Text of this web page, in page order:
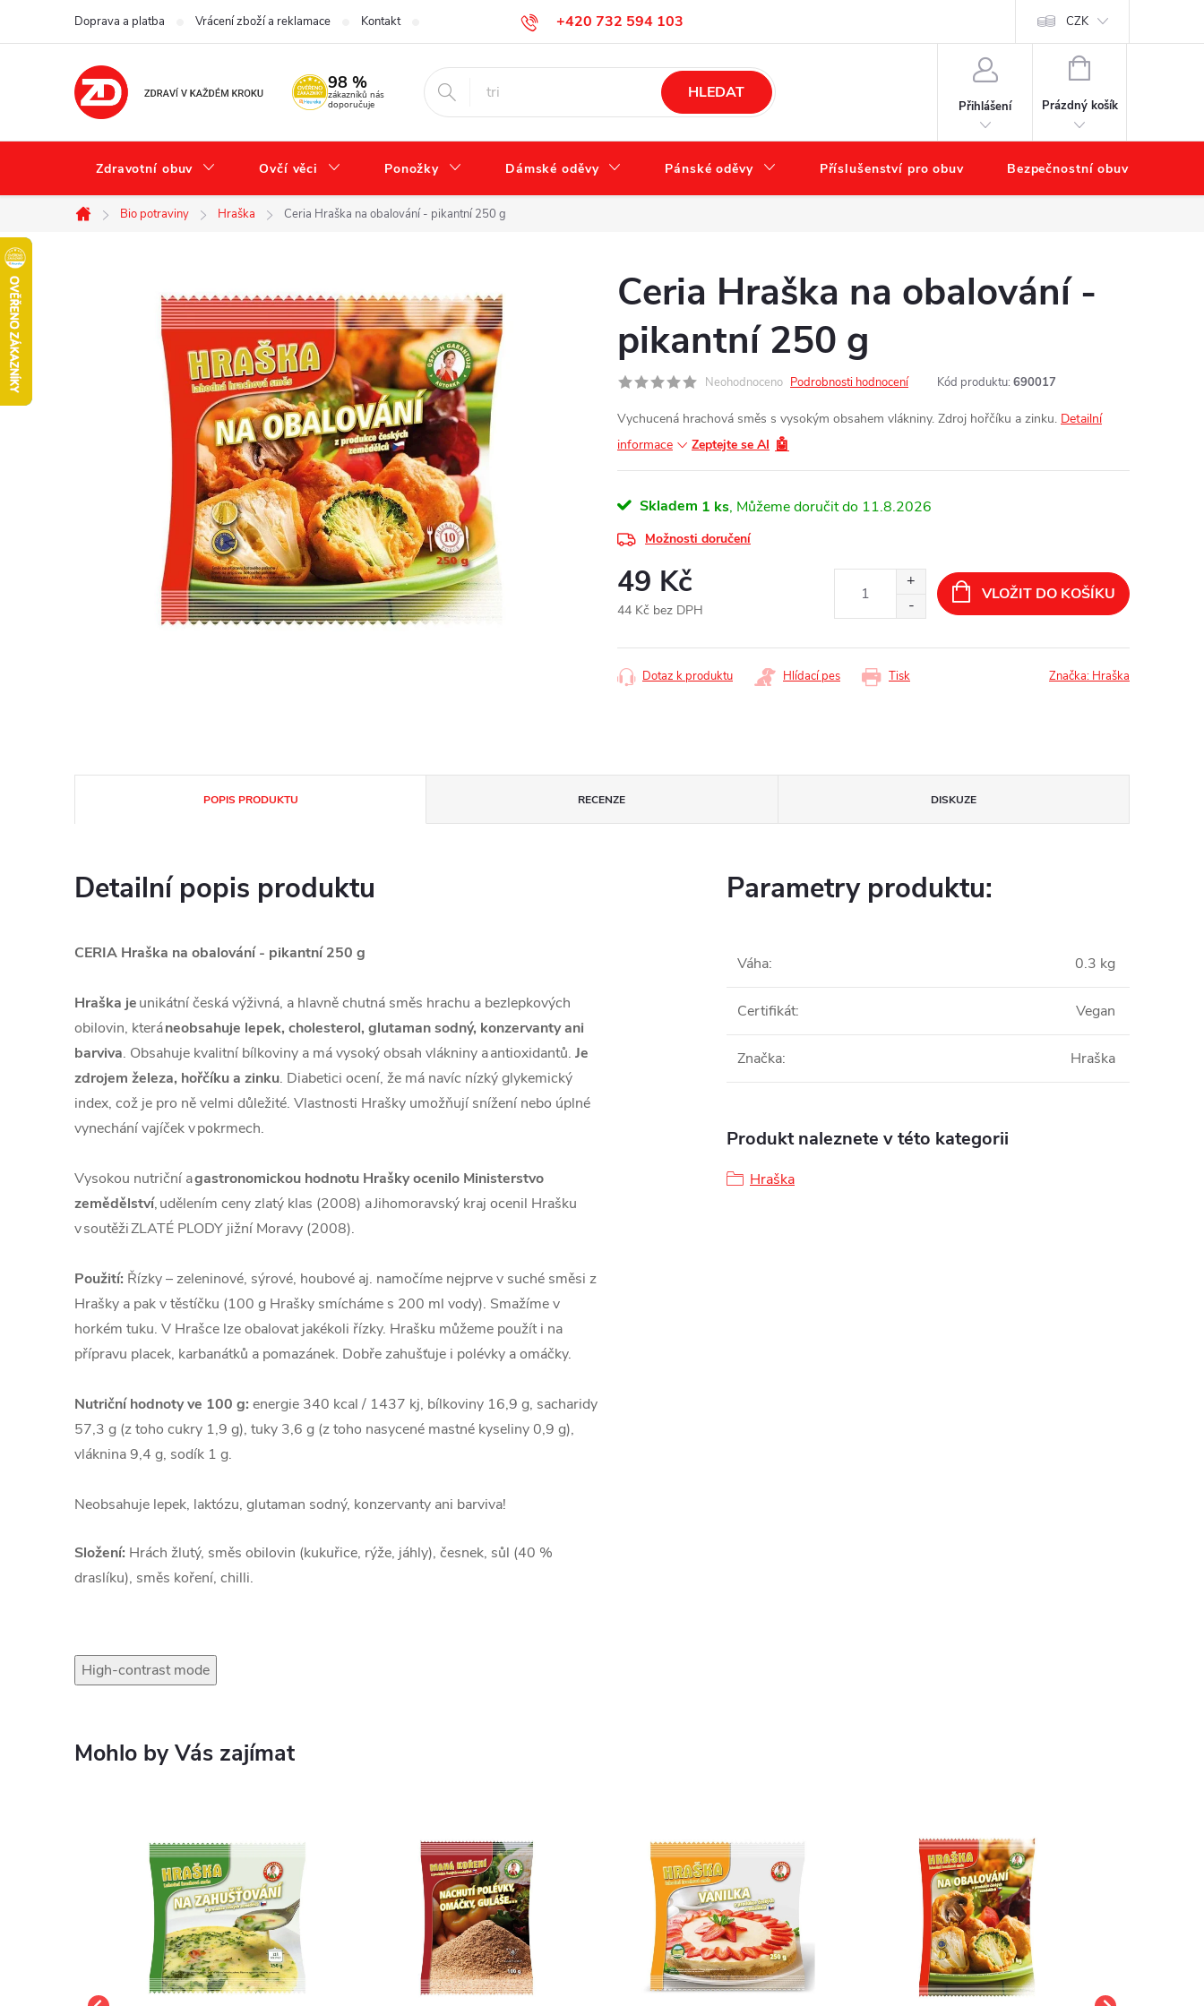
+420 732 594 103
info@zdravotnidoplnky.com
Doprava a platba Vrácení zboží a reklamace Kontakt Jak se správně starat o obuv? Obchodní podmínky
CZK
98 %
zákazníků nás
doporučuje
HLEDAT
Přihlášení
NÁKUPNÍ
Prázdný košík
Zdravotní obuv Ovčí věci Ponožky Dámské oděvy Pánské oděvy Příslušenství pro obuv Bezpečnostní obuv
Domů
Bio potraviny Hraška Ceria Hraška na obalování - pikantní 250 g
Ceria Hraška na obalování -
pikantní 250 g
Neohodnoceno Podrobnosti hodnocení Kód produktu: 690017
Vychucená hrachová směs s vysokým obsahem vlákniny. Zdroj hořčíku a zinku. Detailní
informace
Zeptejte se AI 🤖
Skladem 1 ks 11.8.2026
Možnosti doručení
49 Kč
44 Kč bez DPH
cena:
VLOŽIT DO KOŠÍKU
Tisk
Dotaz k produktu Hlídací pes Značka: Hraška
POPIS PRODUKTU RECENZE DISKUZE
Detailní popis produktu
CERIA Hraška na obalování - pikantní 250 g
Hraška jeunikátní česká výživná, a hlavně chutná směs hrachu a bezlepkových
obilovin, kteráneobsahuje lepek, cholesterol, glutaman sodný, konzervanty ani
barviva. Obsahuje kvalitní bílkoviny a má vysoký obsah vlákniny a antioxidantů. Je
zdrojem železa, hořčíku a zinku. Diabetici ocení, že má navíc nízký glykemický
index, což je pro ně velmi důležité. Vlastnosti Hrašky umožňují snížení nebo úplné
vynechání vajíček v pokrmech.
Vysokou nutriční agastronomickou hodnotu Hrašky ocenilo Ministerstvo
zemědělství, udělením ceny zlatý klas (2008) a Jihomoravský kraj ocenil Hrašku
v soutěži ZLATÉ PLODY jižní Moravy (2008).
Použití: Řízky – zeleninové, sýrové, houbové aj. namočíme nejprve v suché směsi z
Hrašky a pak v těstíčku (100 g Hrašky smícháme s 200 ml vody). Smažíme v
horkém tuku. V Hrašce lze obalovat jakékoli řízky. Hrašku můžeme použít i na
přípravu placek, karbanátků a pomazánek. Dobře zahušťuje i polévky a omáčky.
Nutriční hodnoty ve 100 g: energie 340 kcal / 1437 kj, bílkoviny 16,9 g, sacharidy
57,3 g (z toho cukry 1,9 g), tuky 3,6 g (z toho nasycené mastné kyseliny 0,9 g),
vláknina 9,4 g, sodík 1 g.
Neobsahuje lepek, laktózu, glutaman sodný, konzervanty ani barviva!
Složení: Hrách žlutý, směs obilovin (kukuřice, rýže, jáhly), česnek, sůl (40 %
draslíku), směs koření, chilli.
Parametry produktu:
Váha: 0.3 kg
Certifikát: Vegan
Značka: Hraška
Produkt naleznete v této kategorii
Hraška
High-contrast mode
Mohlo by Vás zajímat